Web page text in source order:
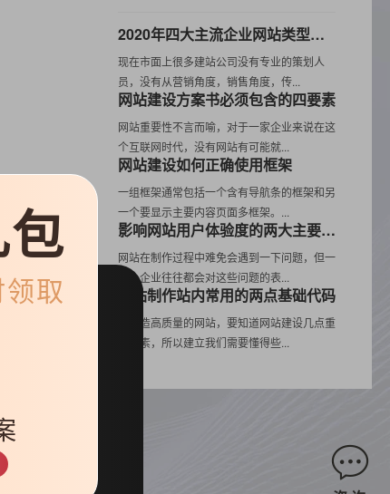
2020年四大主流企业网站类型优缺点介绍
现在市面上很多建站公司没有专业的策划人
员，没有从营销角度，销售角度，传...
网站建设方案书必须包含的四要素
网站重要性不言而喻，对于一家企业来说在这
个互联网时代，没有网站有可能就...
网站建设如何正确使用框架
一组框架通常包括一个含有导航条的框架和另
一个要显示主要内容页面多框架。...
影响网站用户体验度的两大主要因素
网站在制作过程中难免会遇到一下问题，但一
些小企业往往都会对这些问题的表...
网站制作站内常用的两点基础代码
要打造高质量的网站，要知道网站建设几点重
点要素，所以建立我们需要懂得些...
取